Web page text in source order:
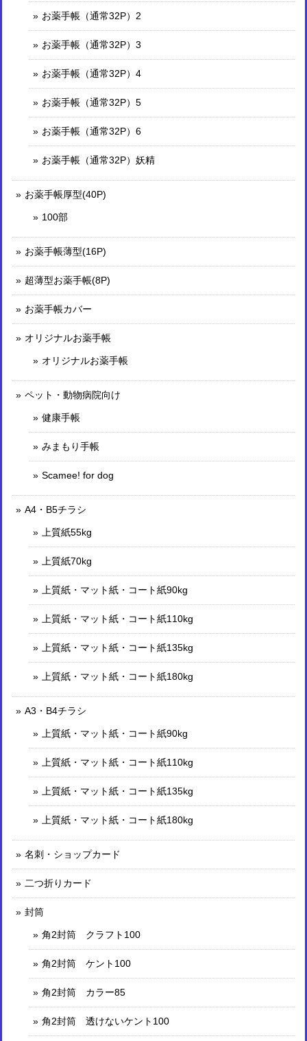
お薬手帳（通常32P）2
お薬手帳（通常32P）3
お薬手帳（通常32P）4
お薬手帳（通常32P）5
お薬手帳（通常32P）6
お薬手帳（通常32P）妖精
お薬手帳厚型(40P)
100部
お薬手帳薄型(16P)
超薄型お薬手帳(8P)
お薬手帳カバー
オリジナルお薬手帳
オリジナルお薬手帳
ペット・動物病院向け
健康手帳
みまもり手帳
Scamee! for dog
A4・B5チラシ
上質紙55kg
上質紙70kg
上質紙・マット紙・コート紙90kg
上質紙・マット紙・コート紙110kg
上質紙・マット紙・コート紙135kg
上質紙・マット紙・コート紙180kg
A3・B4チラシ
上質紙・マット紙・コート紙90kg
上質紙・マット紙・コート紙110kg
上質紙・マット紙・コート紙135kg
上質紙・マット紙・コート紙180kg
名刺・ショップカード
二つ折りカード
封筒
角2封筒 クラフト100
角2封筒 ケント100
角2封筒 カラー85
角2封筒 透けないケント100